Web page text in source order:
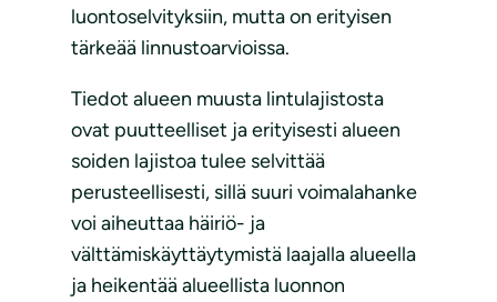
luontoselvityksiin, mutta on erityisen
tärkeää linnustoarvioissa.
Tiedot alueen muusta lintulajistosta
ovat puutteelliset ja erityisesti alueen
soiden lajistoa tulee selvittää
perusteellisesti, sillä suuri voimalahanke
voi aiheuttaa häiriö- ja
välttämiskäyttäytymistä laajalla alueella
ja heikentää alueellista luonnon